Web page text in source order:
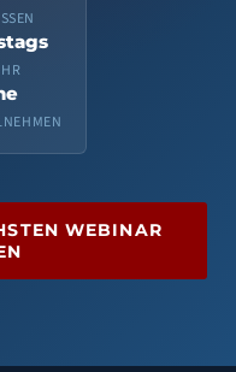
WEBINAR